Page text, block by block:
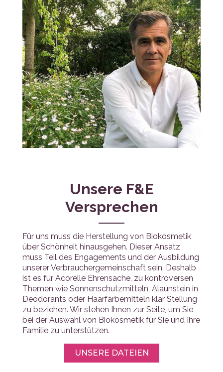
Unsere F&E
Versprechen
Für uns muss die Herstellung von Biokosmetik
über Schönheit hinausgehen. Dieser Ansatz
muss Teil des Engagements und der Ausbildung
unserer Verbrauchergemeinschaft sein. Deshalb
ist es für Acorelle Ehrensache, zu kontroversen
Themen wie Sonnenschutzmitteln, Alaunstein in
Deodorants oder Haarfärbemitteln klar Stellung
zu beziehen. Wir stehen Ihnen zur Seite, um Sie
bei der Auswahl von Biokosmetik für Sie und Ihre
Familie zu unterstützen.
UNSERE DATEIEN